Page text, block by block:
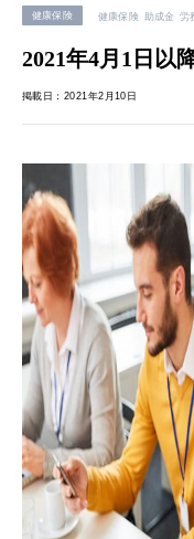
健康保険 健康保険 助成金 労
2021年4月1日以
掲載日：2021年2月10日